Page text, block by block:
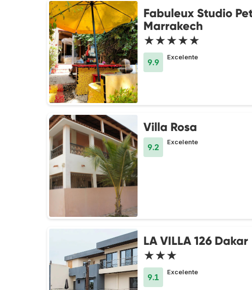
Fabuleux Studio
Marrakech
★★★★★
9.9
Excelente
Villa Rosa
9.2
Excelente
LA VILLA 126 Dakar
★★★
9.1
Excelente